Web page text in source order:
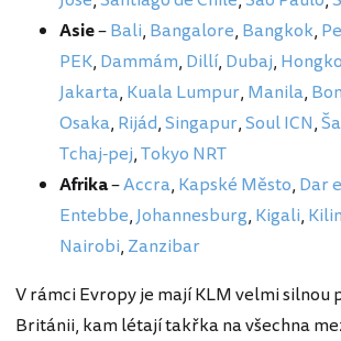
Asie–Bali, Bangalore, Bangkok,
PEK, Dammám, Dillí, Dubaj,
Jakarta, Kuala Lumpur, Manila,
Osaka, Rijád,Singapur,Soul ICN,
Tchaj-pej,Tokyo NRT
Afrika–Accra, Kapské Město, Dar
Entebbe,Johannesburg, Kigali,
Nairobi, Zanzibar
V rámci Evropy je mají KLM velmi silnou
Británii, kam létají takřka na všechna